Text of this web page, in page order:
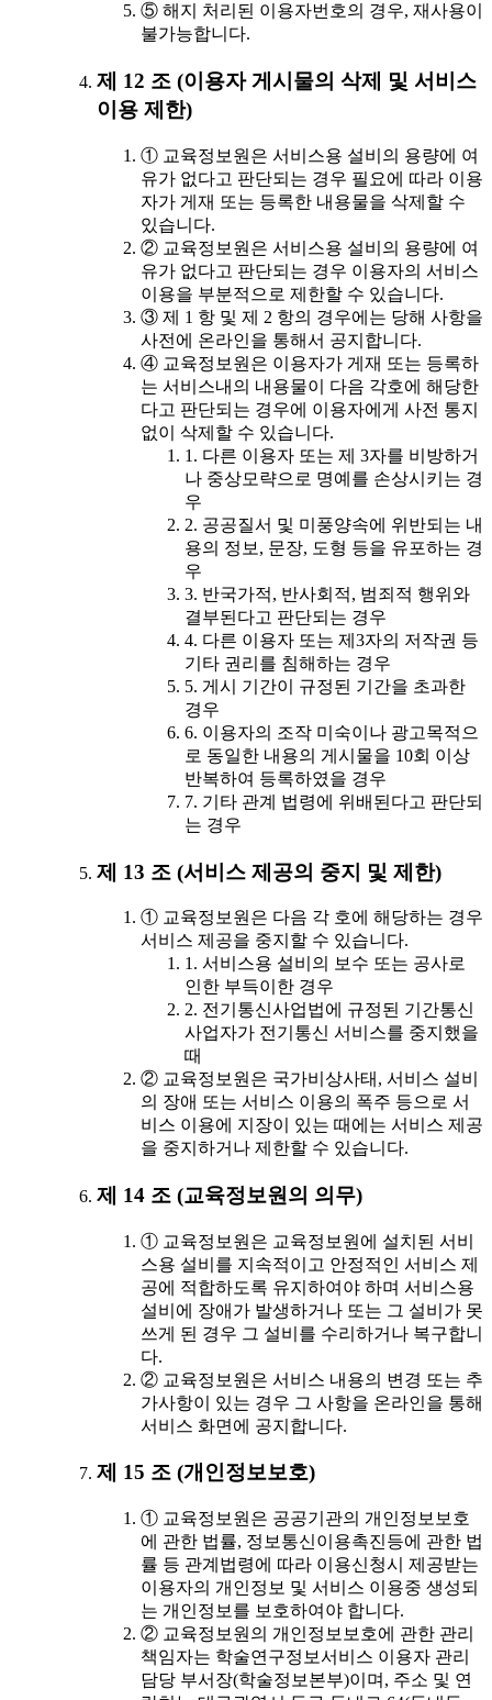
⑤ 해지 처리된 이용자번호의 경우, 재사용이
불가능합니다.
제 12 조 (이용자 게시물의 삭제 및 서비스
이용 제한)
① 교육정보원은 서비스용 설비의 용량에 여
유가 없다고 판단되는 경우 필요에 따라 이용
자가 게재 또는 등록한 내용물을 삭제할 수
있습니다.
② 교육정보원은 서비스용 설비의 용량에 여
유가 없다고 판단되는 경우 이용자의 서비스
이용을 부분적으로 제한할 수 있습니다.
③ 제 1 항 및 제 2 항의 경우에는 당해 사항을
사전에 온라인을 통해서 공지합니다.
④ 교육정보원은 이용자가 게재 또는 등록하
는 서비스내의 내용물이 다음 각호에 해당한
다고 판단되는 경우에 이용자에게 사전 통지
없이 삭제할 수 있습니다.
1. 다른 이용자 또는 제 3자를 비방하거
나 중상모략으로 명예를 손상시키는 경
우
2. 공공질서 및 미풍양속에 위반되는 내
용의 정보, 문장, 도형 등을 유포하는 경
우
3. 반국가적, 반사회적, 범죄적 행위와
결부된다고 판단되는 경우
4. 다른 이용자 또는 제3자의 저작권 등
기타 권리를 침해하는 경우
5. 게시 기간이 규정된 기간을 초과한
경우
6. 이용자의 조작 미숙이나 광고목적으
로 동일한 내용의 게시물을 10회 이상
반복하여 등록하였을 경우
7. 기타 관계 법령에 위배된다고 판단되
는 경우
제 13 조 (서비스 제공의 중지 및 제한)
① 교육정보원은 다음 각 호에 해당하는 경우
서비스 제공을 중지할 수 있습니다.
1. 서비스용 설비의 보수 또는 공사로
인한 부득이한 경우
2. 전기통신사업법에 규정된 기간통신
사업자가 전기통신 서비스를 중지했을
때
② 교육정보원은 국가비상사태, 서비스 설비
의 장애 또는 서비스 이용의 폭주 등으로 서
비스 이용에 지장이 있는 때에는 서비스 제공
을 중지하거나 제한할 수 있습니다.
제 14 조 (교육정보원의 의무)
① 교육정보원은 교육정보원에 설치된 서비
스용 설비를 지속적이고 안정적인 서비스 제
공에 적합하도록 유지하여야 하며 서비스용
설비에 장애가 발생하거나 또는 그 설비가 못
쓰게 된 경우 그 설비를 수리하거나 복구합니
다.
② 교육정보원은 서비스 내용의 변경 또는 추
가사항이 있는 경우 그 사항을 온라인을 통해
서비스 화면에 공지합니다.
제 15 조 (개인정보보호)
① 교육정보원은 공공기관의 개인정보보호
에 관한 법률, 정보통신이용촉진등에 관한 법
률 등 관계법령에 따라 이용신청시 제공받는
이용자의 개인정보 및 서비스 이용중 생성되
는 개인정보를 보호하여야 합니다.
② 교육정보원의 개인정보보호에 관한 관리
책임자는 학술연구정보서비스 이용자 관리
담당 부서장(학술정보본부)이며, 주소 및 연